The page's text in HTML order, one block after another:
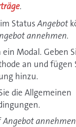
.
StatusAngebot
annehmen.
ein Modal. Geben
an und fügen
hinzu.
die Allgemeinen
Angebot annehmen